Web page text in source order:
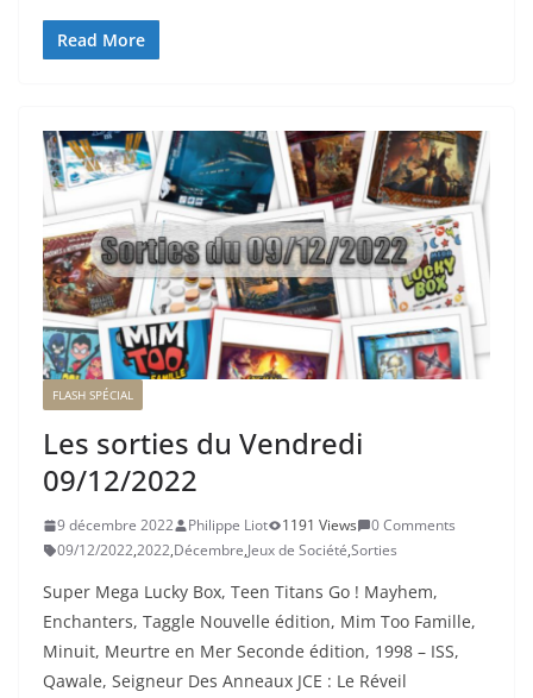
Read More
FLASH SPÉCIAL
Les sorties du Vendredi
09/12/2022
9 décembre 2022 Philippe Liot 1191 Views
0 Comments
09/12/2022,2022,Décembre,Jeux de Société,Sorties
Super Mega Lucky Box, Teen Titans Go ! Mayhem,
Enchanters, Taggle Nouvelle édition, Mim Too Famille,
Minuit, Meurtre en Mer Seconde édition, 1998 – ISS,
Qawale, Seigneur Des Anneaux JCE : Le Réveil